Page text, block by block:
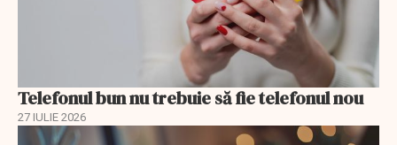
Telefonul bun nu trebuie să fie telefonul nou
27 IULIE 2026